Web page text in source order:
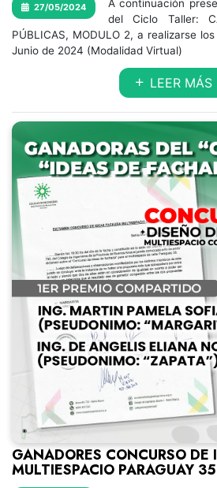
27/05/2024
A continuación
del Ciclo Taller:
PÚBLICAS, MODULO 2, a realizarse
Junio de 2024 (Modalidad Virtual)
LEER MÁS
GANADORES CONCURSO DE
MULTIESPACIO PARAGUAY